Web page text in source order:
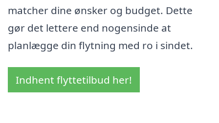
matcher dine ønsker og budget. Dette
gør det lettere end nogensinde at
planlægge din flytning med ro i sindet.
Indhent flyttetilbud her!